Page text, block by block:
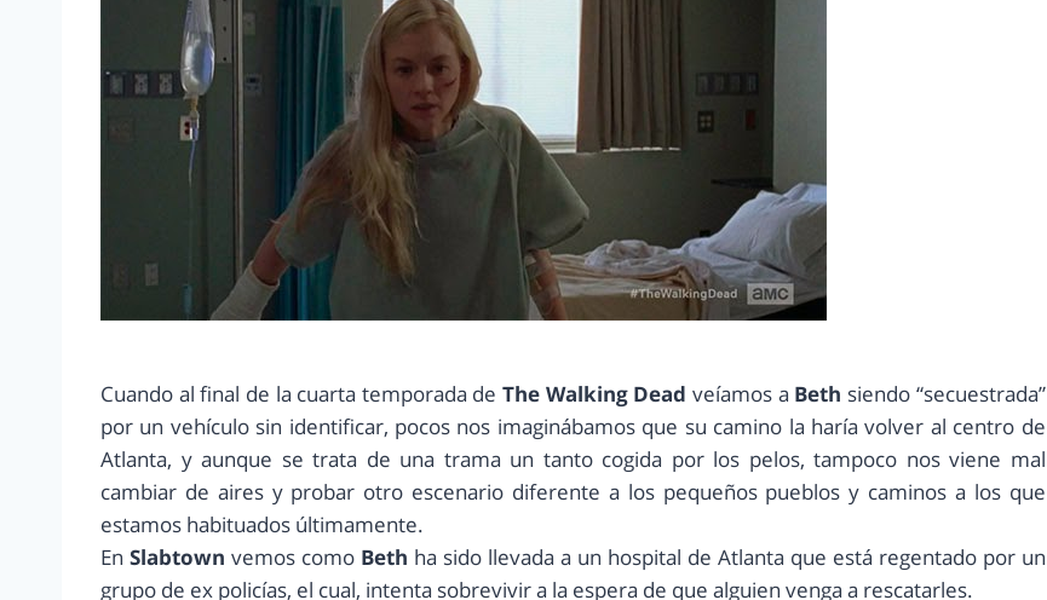
Cuando al final de la cuarta temporada deThe Walking Dead veíamos a Beth siendo “secuestrada”
por un vehículo sin identificar, pocos nos imaginábamos que su camino la haría volver al centro de
Atlanta, y aunque se trata de una trama un tanto cogida por los pelos, tampoco nos viene mal
cambiar de aires y probar otro escenario diferente a los pequeños pueblos y caminos a los que
estamos habituados últimamente.
En Slabtown vemos como Beth ha sido llevada a un hospital de Atlanta que está regentado por un
grupo de ex policías, el cual, intenta sobrevivir a la espera de que alguien venga a rescatarles.